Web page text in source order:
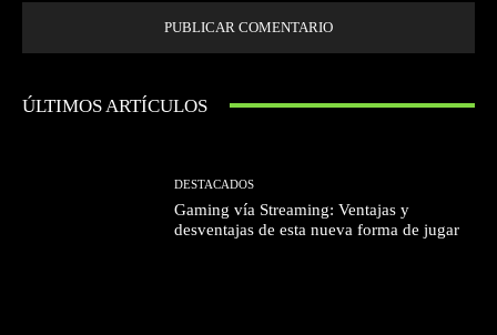
ÚLTIMOS ARTÍCULOS
DESTACADOS
Gaming vía Streaming: Ventajas y
desventajas de esta nueva forma de jugar